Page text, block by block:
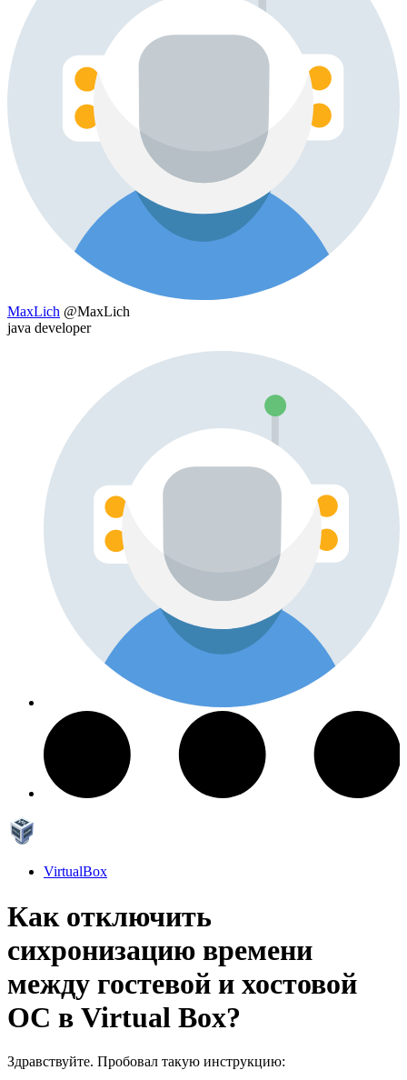
MaxLich @MaxLich
java developer
VirtualBox
Как отключить
сихронизацию времени
между гостевой и хостовой
ОС в Virtual Box?
Здравствуйте. Пробовал такую инструкцию: